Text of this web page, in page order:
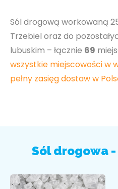
Sól drogową workowaną
Trzebiel oraz do
lubuskim – łącznie 69
wszystkie miejscowości w
pełny zasięg dostaw w
Sól drogowa